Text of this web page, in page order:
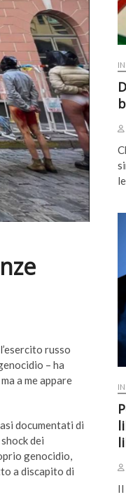
russo
– ha
a me appare
documentati di
dei
genocidio,
a discapito di
Il